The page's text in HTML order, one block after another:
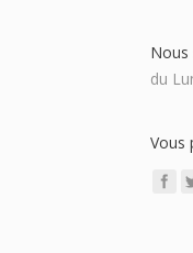
Nous
du
Vous